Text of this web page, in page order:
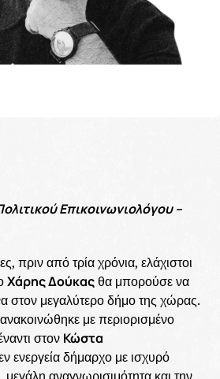
Επικοινωνιολόγου –
πριν από τρία χρόνια, ελάχιστοι
Χάρης Δούκαςθα μπορούσε να
στον μεγαλύτερο δήμο της χώρας.
με περιορισμένο
στον Κώστα
ενεργεία δήμαρχο με ισχυρό